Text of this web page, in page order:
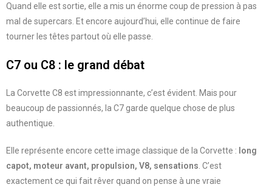
Quand elle est sortie, elle a mis un énorme coup de pression à pas
mal de supercars. Et encore aujourd’hui, elle continue de faire
tourner les têtes partout où elle passe.
C7 ou C8 : le grand débat
La Corvette C8 est impressionnante, c’est évident. Mais pour
beaucoup de passionnés, la C7 garde quelque chose de plus
authentique.
Elle représente encore cette image classique de la Corvette : long
capot, moteur avant, propulsion, V8, sensations . C’est
exactement ce qui fait rêver quand on pense à une vraie